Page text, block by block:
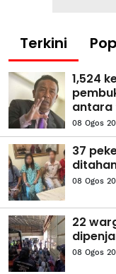
Terkini
1,524
antara
08 Ogos
37
08 Ogos
22
08 Ogos